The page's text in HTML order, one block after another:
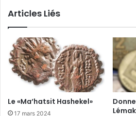
Articles Liés
Le «Ma’hatsit Hashekel»
17 mars 2024